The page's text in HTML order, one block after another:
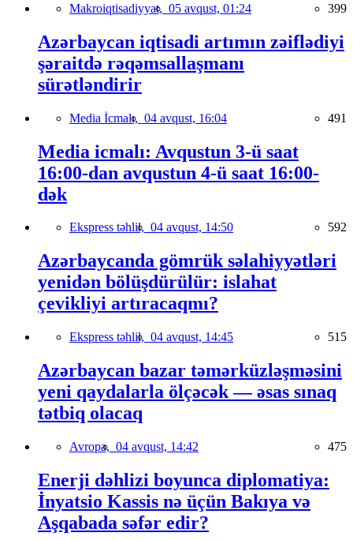
Makroiqtisadiyyat, 05 avqust, 01:24 399
Azərbaycan iqtisadi artımın zəiflədiyi
şəraitdə rəqəmsallaşmanı
sürətləndirir
Media İcmalı, 04 avqust, 16:04 491
Media icmalı: Avqustun 3-ü saat
16:00-dan avqustun 4-ü saat 16:00-
dək
Ekspress təhlil, 04 avqust, 14:50 592
Azərbaycanda gömrük səlahiyyətləri
yenidən bölüşdürülür: islahat
çevikliyi artıracaqmı?
Ekspress təhlil, 04 avqust, 14:45 515
Azərbaycan bazar təmərküzləşməsini
yeni qaydalarla ölçəcək — əsas sınaq
tətbiq olacaq
Avropa, 04 avqust, 14:42 475
Enerji dəhlizi boyunca diplomatiya:
İnyatsio Kassis nə üçün Bakıya və
Aşqabada səfər edir?